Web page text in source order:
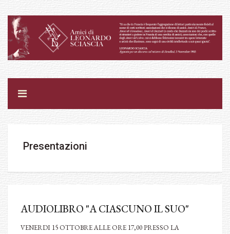
Presentazioni
AUDIOLIBRO "A CIASCUNO IL SUO"
VENERDI 15 OTTOBRE ALLE ORE 17,00 PRESSO LA